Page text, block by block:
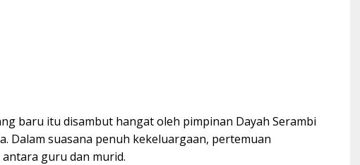
baru itu disambut hangat oleh pimpinan Dayah Serambi
Dalam suasana penuh kekeluargaan, pertemuan
guru dan murid.